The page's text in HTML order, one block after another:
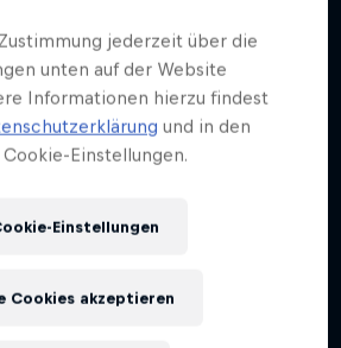
jederzeit über die
unten auf der Website
Informationen hierzu findest
und in den
Einstellungen.
Einstellungen
Cookies akzeptieren